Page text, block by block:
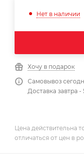
Нет в наличии
Хочу в подарок
Самовывоз
Доставка завтра -
Цена действительна
отличаться от цен в